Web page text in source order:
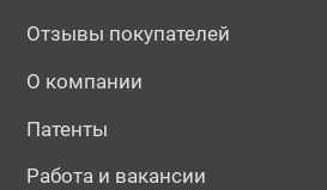
Отзывы покупателей
О компании
Патенты
Работа и вакансии